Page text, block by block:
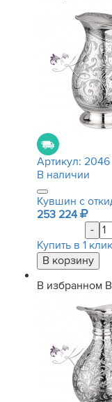
Артикул: 2046
В наличии
Кувшин с
253 224
-
Купить в 1 клик
В избранном